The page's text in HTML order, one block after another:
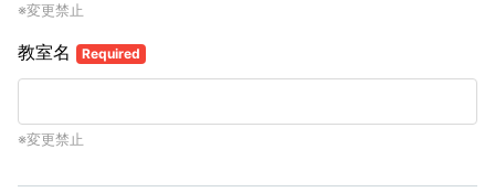
※変更禁止
教室名 Required
※変更禁止